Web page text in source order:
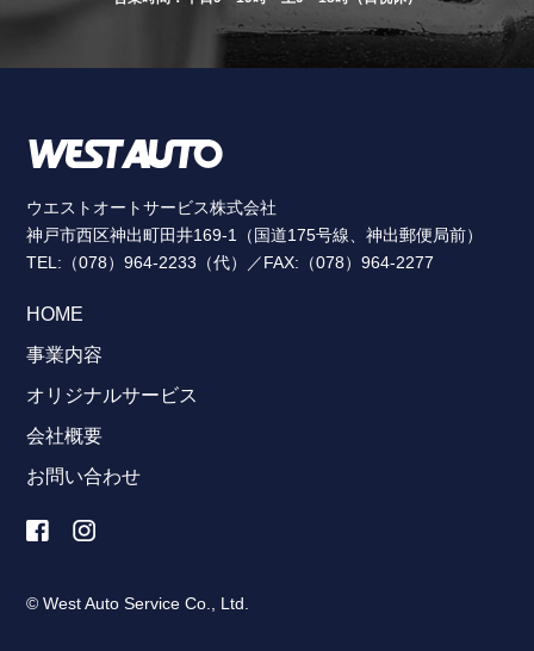
ウエストオートサービス株式会社
神戸市西区神出町田井169-1（国道175号線、神出郵便局前）
TEL:（078）964-2233（代）／FAX:（078）964-2277
HOME
事業内容
オリジナルサービス
会社概要
お問い合わせ
© West Auto Service Co., Ltd.